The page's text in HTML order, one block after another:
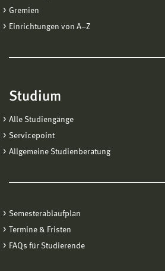
Gremien
Einrichtungen von A−Z
Studium
Alle Studiengänge
Servicepoint
Allgemeine Studienberatung
Semesterablaufplan
Termine & Fristen
FAQs für Studierende